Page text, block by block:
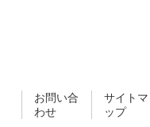
お問い合
わせ
サイトマ
ップ